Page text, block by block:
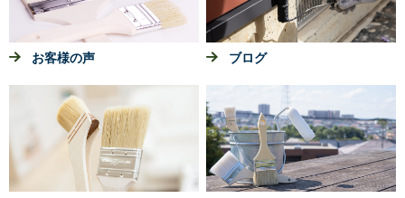
お客様の声 ブログ